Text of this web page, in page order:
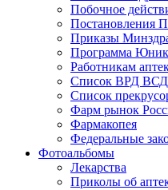
Побочное
Постановления
Приказы
Программа
Работникам
Список ВРД ВСД
Список
Фарм рынок
Фармакопея
Федеральные
Фотоальбомы
Лекарства
Приколы об